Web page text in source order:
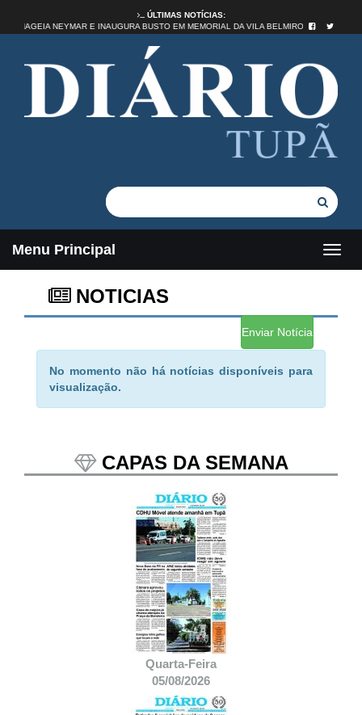
ÚLTIMAS NOTÍCIAS:
HOMENAGEIA NEYMAR E INAUGURA BUSTO EM MEMORIAL DA VILA BELMIRO
Menu Principal
NOTICIAS
Enviar Notícia
No momento não há notícias disponíveis para
visualização.
CAPAS DA SEMANA
Quarta-Feira
05/08/2026